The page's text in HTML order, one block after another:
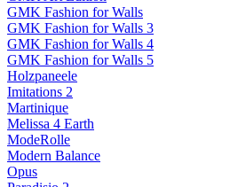
GMK Fashion for Walls
GMK Fashion for Walls 3
GMK Fashion for Walls 4
GMK Fashion for Walls 5
Holzpaneele
Imitations 2
Martinique
Melissa 4 Earth
ModeRolle
Modern Balance
Opus